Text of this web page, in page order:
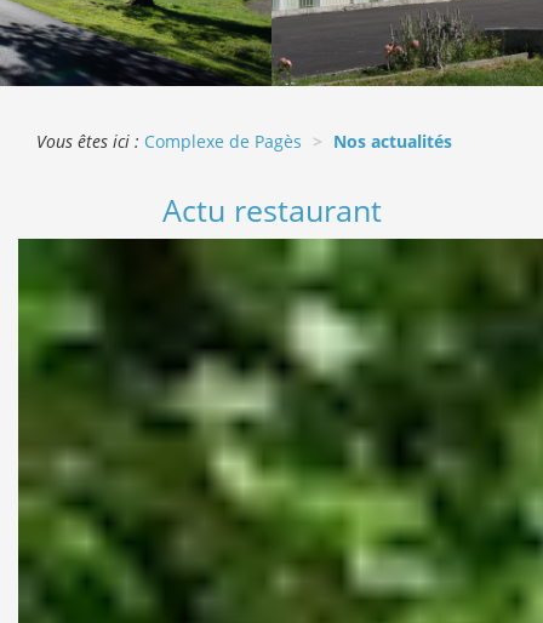
Vous êtes ici : Complexe de Pagès Nos actualités
Actu restaurant